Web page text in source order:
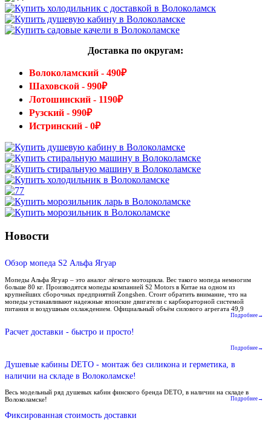
Доставка по округам:
Волоколамский - 490₽
Шаховской - 990₽
Лотошинский - 1190₽
Рузский - 990₽
Истринский - 0₽
Новости
Обзор мопеда S2 Альфа Ягуар
Мопеды Альфа Ягуар – это аналог лёгкого мотоцикла. Вес такого мопеда немногим
больше 80 кг. Производятся мопеды компанией S2 Motors в Китае на одном из
крупнейших сборочных предприятий Zongshen. Стоит обратить внимание, что на
мопеды устанавливают надежные японские двигатели с карбюраторной системой
питания и воздушным охлаждением. Официальный объём силового агрегата 49,9
Подробнее→
Расчет доставки - быстро и просто!
Подробнее→
Душевые кабины DETO - монтаж без силикона и герметика, в
наличии на складе в Волоколамске!
Весь модельный ряд душевых кабин финского бренда DETO, в наличии на складе в
Волоколамске!
Подробнее→
Фиксированная стоимость доставки